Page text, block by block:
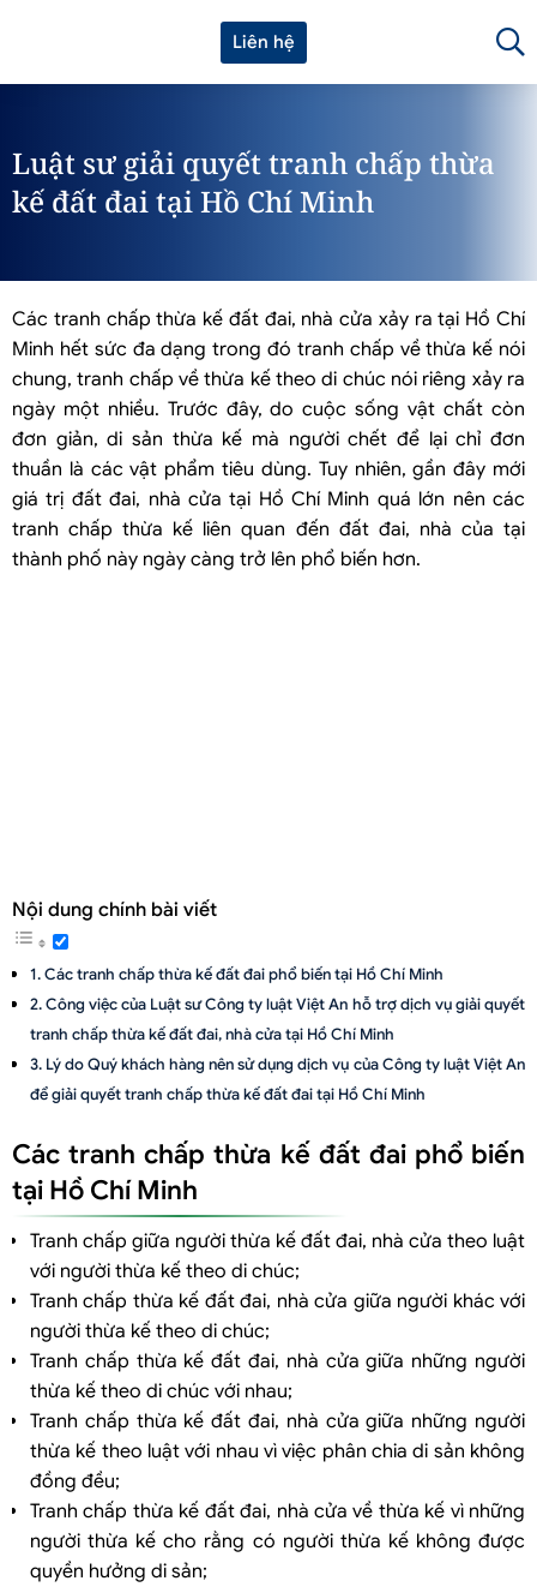
Liên hệ
Luật sư giải quyết tranh chấp thừa
kế đất đai tại Hồ Chí Minh
Các tranh chấp thừa kế đất đai, nhà cửa xảy ra tại Hồ Chí
Minh hết sức đa dạng trong đó tranh chấp về thừa kế nói
chung, tranh chấp về thừa kế theo di chúc nói riêng xảy ra
ngày một nhiều. Trước đây, do cuộc sống vật chất còn
đơn giản, di sản thừa kế mà người chết để lại chỉ đơn
thuần là các vật phẩm tiêu dùng. Tuy nhiên, gần đây mới
giá trị đất đai, nhà cửa tại Hồ Chí Minh quá lớn nên các
tranh chấp thừa kế liên quan đến đất đai, nhà của tại
thành phố này ngày càng trở lên phổ biến hơn.
Nội dung chính bài viết
Các tranh chấp thừa kế đất đai phổ biến tại Hồ Chí Minh
Công việc của Luật sư Công ty luật Việt An hỗ trợ dịch vụ giải quyết
tranh chấp thừa kế đất đai, nhà cửa tại Hồ Chí Minh
Lý do Quý khách hàng nên sử dụng dịch vụ của Công ty luật Việt An
để giải quyết tranh chấp thừa kế đất đai tại Hồ Chí Minh
Các tranh chấp thừa kế đất đai phổ biến
tại Hồ Chí Minh
Tranh chấp giữa người thừa kế đất đai, nhà cửa theo luật
với người thừa kế theo di chúc;
Tranh chấp thừa kế đất đai, nhà cửa giữa người khác với
người thừa kế theo di chúc;
Tranh chấp thừa kế đất đai, nhà cửa giữa những người
thừa kế theo di chúc với nhau;
Tranh chấp thừa kế đất đai, nhà cửa giữa những người
thừa kế theo luật với nhau vì việc phân chia di sản không
đồng đều;
Tranh chấp thừa kế đất đai, nhà cửa về thừa kế vì những
người thừa kế cho rằng có người thừa kế không được
quyền hưởng di sản;